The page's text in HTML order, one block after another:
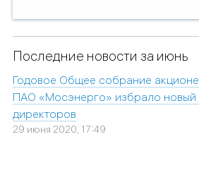
Последние новости за июнь
Годовое Общее собрание
ПАО «Мосэнерго» избрало новый
директоров
29 июня 2020, 17:49